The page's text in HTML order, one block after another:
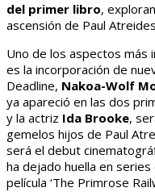
del primer libro,
ascensión de Paul
Uno de los aspectos
es la incorporación de
Deadline, Nakoa-Wolf
ya apareció en las dos
y la actriz Ida Brooke,
gemelos hijos de Paul
será el debut
ha dejado huella en series
película ‘The Primrose